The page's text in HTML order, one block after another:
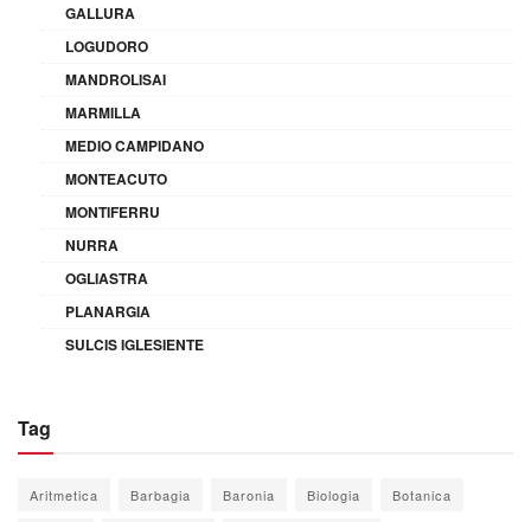
GALLURA
LOGUDORO
MANDROLISAI
MARMILLA
MEDIO CAMPIDANO
MONTEACUTO
MONTIFERRU
NURRA
OGLIASTRA
PLANARGIA
SULCIS IGLESIENTE
Tag
Aritmetica Barbagia Baronia Biologia Botanica